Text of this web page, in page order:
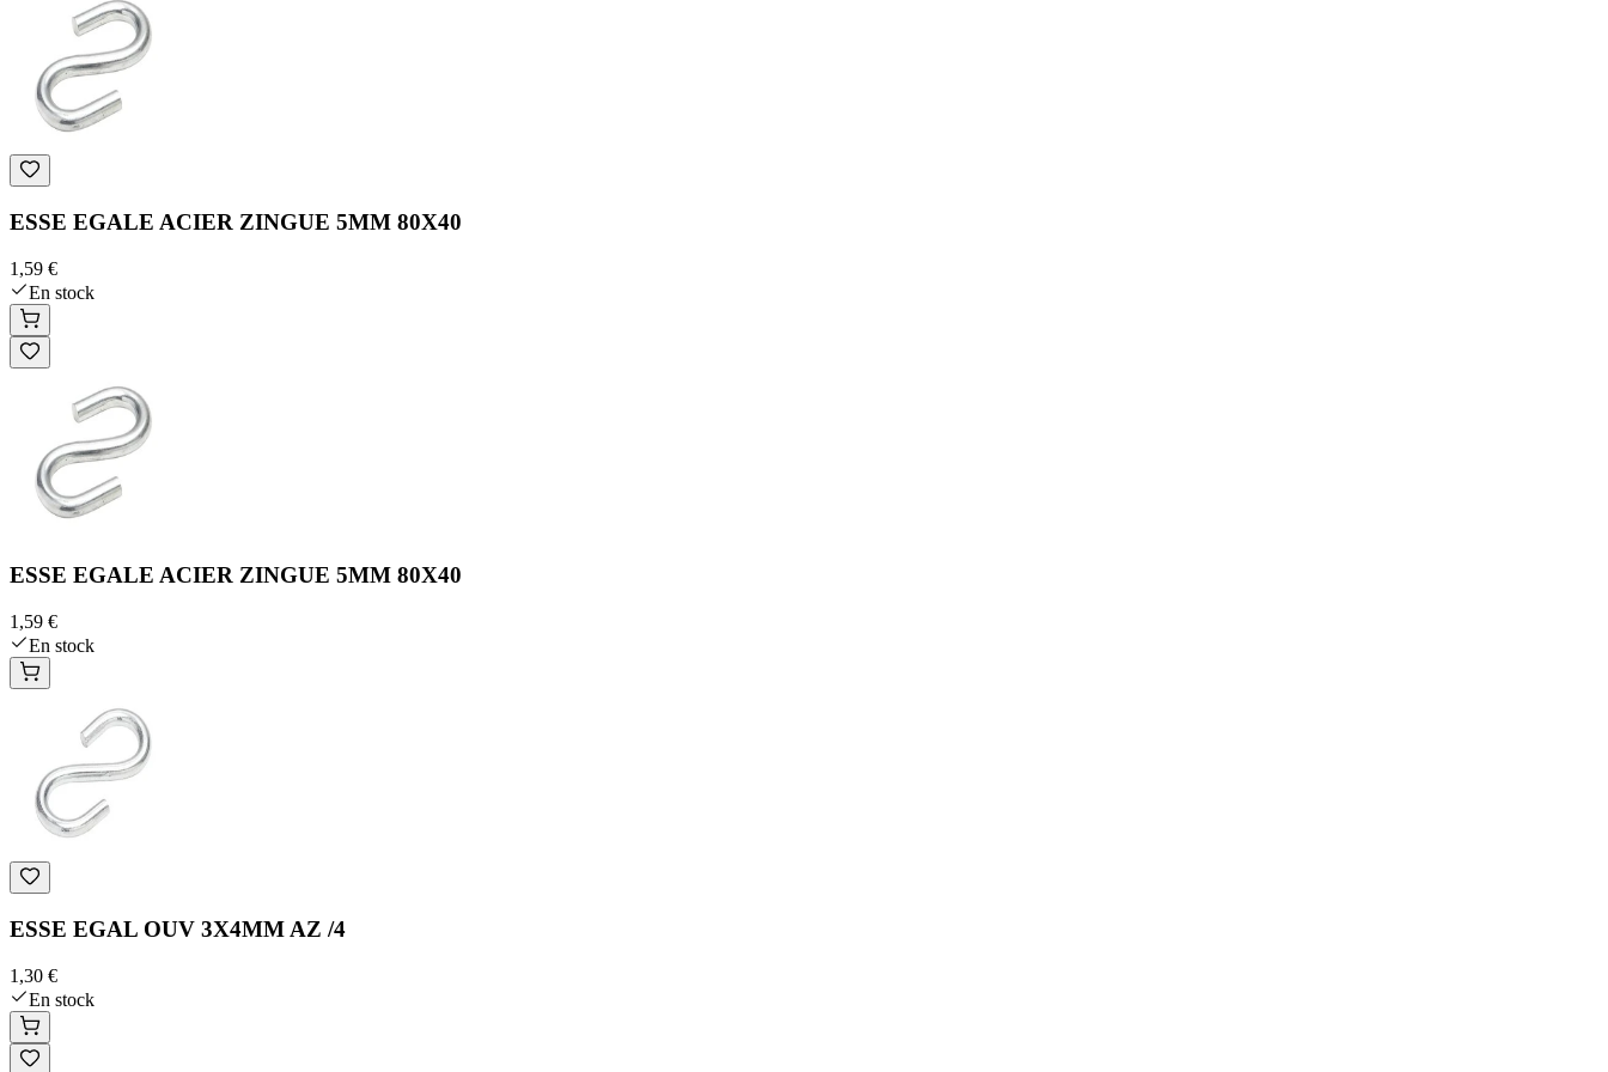
ESSE EGALE ACIER ZINGUE 5MM 80X40
1,59 €
En stock
ESSE EGALE ACIER ZINGUE 5MM 80X40
1,59 €
En stock
ESSE EGAL OUV 3X4MM AZ /4
1,30 €
En stock